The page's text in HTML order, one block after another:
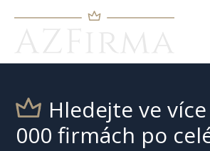
Hledejte ve
000 firmách po